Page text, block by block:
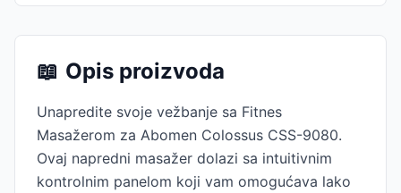
📖 Opis proizvoda
Unapredite svoje vežbanje sa Fitnes
Masažerom za Abomen Colossus CSS-9080.
Ovaj napredni masažer dolazi sa intuitivnim
kontrolnim panelom koji vam omogućava lako